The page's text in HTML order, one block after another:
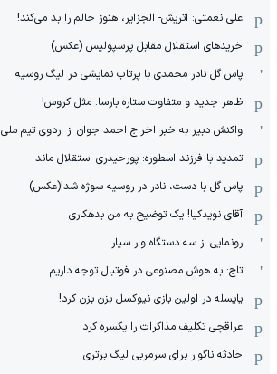
علی نعمتی: اتریش- الجزایر، هنوز حالم را بد می‌کند!
خریدهای استقلال مقابل پرسپولیس (عکس)
پاس گل نادر محمدی با پرتاب نمایشی در لیگ روسیه
ظاهر جدید و متفاوت ستاره بارسا: مثل کروس!
واکنش دبیر به خبر اخراج احمد جوان از اردوی تیم ملی
تمدید با فرزند اسطوره: پورحیدری استقلال ماند
پاس گل با دست، نادر در روسیه سوژه شد!(عکس)
آقای نویدکیا! یک توضیح به من بدهکاری
رونمایی از سه دستگاه وار سیار
تاج: به هوش مصنوعی در فوتبال توجه داریم
یایسله در اولین بازی نیوکسل بزن بزن کرد!
عراقچی تکلیف مذاکرات را یکسره کرد
حادثه ناگوار برای سرمربی لیگ برتری